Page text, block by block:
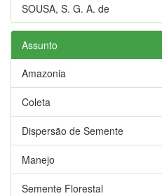
SOUSA, S. G. A. de
Assunto
Amazonia
Coleta
Dispersão de Semente
Manejo
Semente Florestal